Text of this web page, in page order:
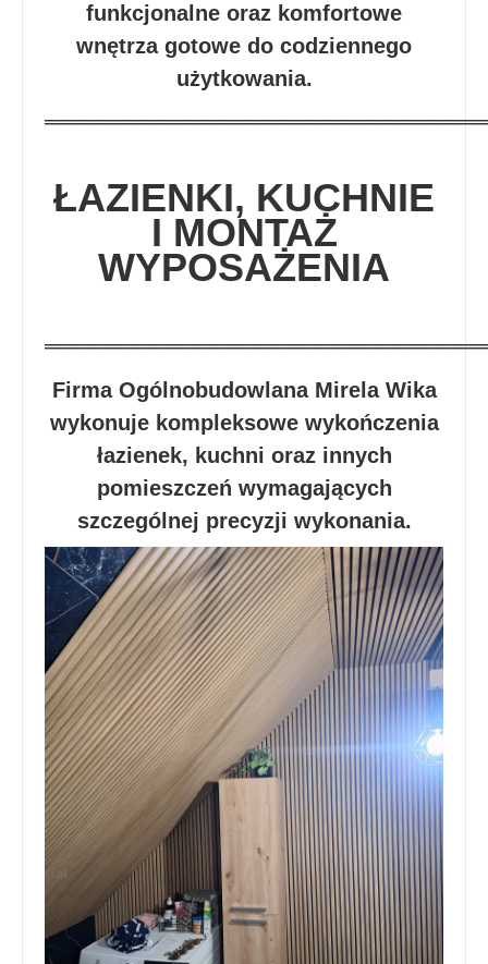
funkcjonalne oraz komfortowe
wnętrza gotowe do codziennego
użytkowania.
ŁAZIENKI, KUCHNIE
I MONTAŻ
WYPOSAŻENIA
Firma Ogólnobudowlana Mirela Wika
wykonuje kompleksowe wykończenia
łazienek, kuchni oraz innych
pomieszczeń wymagających
szczególnej precyzji wykonania.